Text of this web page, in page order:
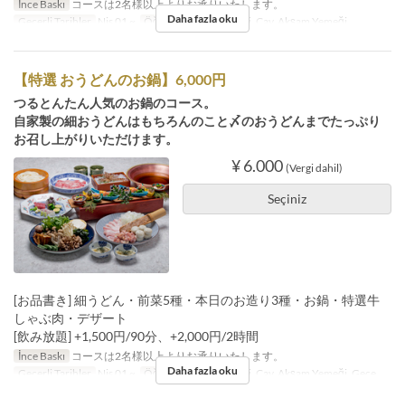
İnce Baskı
コースは2名様以上よりお承りいたします。
Geçerli Tarihler
Nis 01 ~ Öğünler Öğle Yemeği, Çay, Akşam Yemeği
Daha fazla oku
【特選 おうどんのお鍋】6,000円
つるとんたん人気のお鍋のコース。
自家製の細おうどんはもちろんのこと〆のおうどんまでたっぷり
お召し上がりいただけます。
¥ 6.000 (Vergi dahil)
Seçiniz
[お品書き] 細うどん・前菜5種・本日のお造り3種・お鍋・特選牛
しゃぶ肉・デザート
[飲み放題] +1,500円/90分、+2,000円/2時間
İnce Baskı
コースは2名様以上よりお承りいたします。
Geçerli Tarihler
Nis 01 ~ Öğünler Öğle Yemeği, Çay, Akşam Yemeği, Gece
Daha fazla oku